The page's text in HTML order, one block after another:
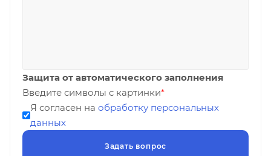
Защита от автоматического заполнения
Введите символы с картинки*
Я согласен на обработку персональных
данных